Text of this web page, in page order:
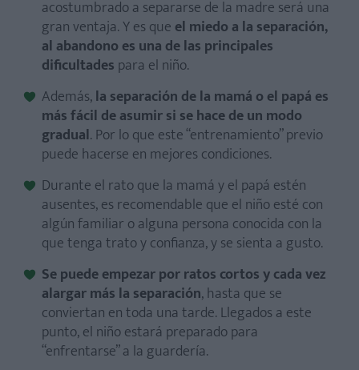
acostumbrado a separarse de la madre será una
gran ventaja. Y es que el miedo a la separación,
al abandono es una de las principales
dificultades para el niño.
Además,la separación de la mamá o el papá es
más fácil de asumir si se hace de un modo
gradual. Por lo que este “entrenamiento” previo
puede hacerse en mejores condiciones.
Durante el rato que la mamá y el papá estén
ausentes, es recomendable que el niño esté con
algún familiar o alguna persona conocida con la
que tenga trato y confianza, y se sienta a gusto.
Se puede empezar por ratos cortos y cada vez
alargar más la separación, hasta que se
conviertan en toda una tarde. Llegados a este
punto, el niño estará preparado para
“enfrentarse” a la guardería.